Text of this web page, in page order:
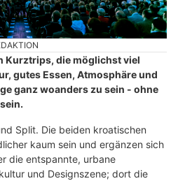
Kurztrips, die möglichst viel
gutes Essen, Atmosphäre und
ganz woanders zu sein - ohne
Split. Die beiden kroatischen
kaum sein und ergänzen sich
die entspannte, urbane
und Designszene; dort die